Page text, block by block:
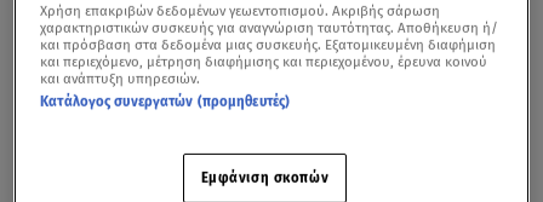
Χρήση επακριβών δεδομένων γεωεντοπισμού. Ακριβής σάρωση
χαρακτηριστικών συσκευής για αναγνώριση ταυτότητας. Αποθήκευση ή/
και πρόσβαση στα δεδομένα μιας συσκευής. Εξατομικευμένη διαφήμιση
και περιεχόμενο, μέτρηση διαφήμισης και περιεχομένου, έρευνα κοινού
και ανάπτυξη υπηρεσιών.
Κατάλογος συνεργατών (προμηθευτές)
Εμφάνιση σκοπών